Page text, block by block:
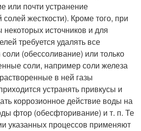
или почти устранение
жесткости). Кроме того, при
источников и для
требуется удалять все
(обессоливание) или только
соли, например соли железа
в ней газы
устранять привкусы и
коррозионное действие воды на
фтор (обесфторивание) и т. п. Те
указанных процессов применяют